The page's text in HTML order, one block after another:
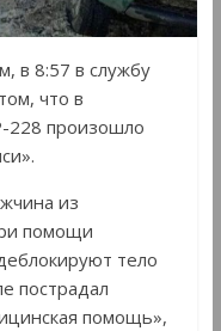
в 8:57 в службу
что в
228 произошло
из
помощи
тело
пострадал
помощь»,